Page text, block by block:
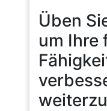
Üben
um Ihre